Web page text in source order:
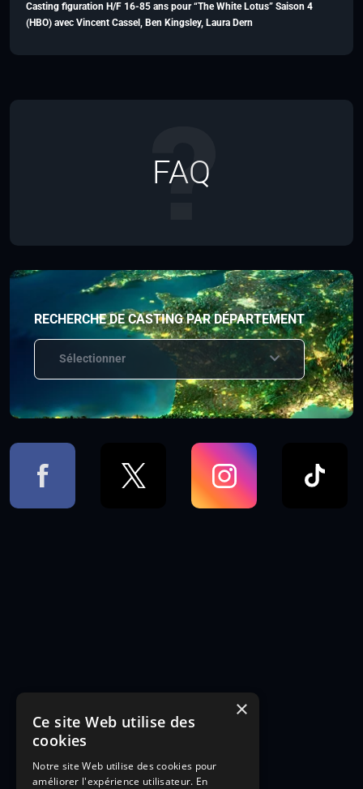
Casting figuration H/F 16-85 ans pour “The White Lotus” Saison 4
(HBO) avec Vincent Cassel, Ben Kingsley, Laura Dern
FAQ
RECHERCHE DE CASTING PAR DÉPARTEMENT
Sélectionner
×
Ce site Web utilise des
cookies
Notre site Web utilise des cookies pour
améliorer l'expérience utilisateur. En